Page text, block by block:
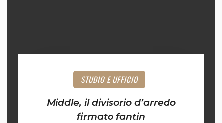
STUDIO E UFFICIO
Middle, il divisorio d’arredo
firmato fantin